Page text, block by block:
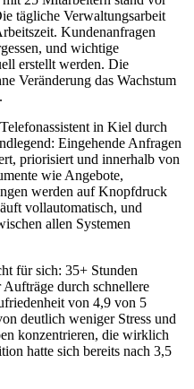
tägliche Verwaltungsarbeit
Kundenanfragen
und wichtige
erstellt werden. Die
Veränderung das Wachstum
in Kiel durch
Eingehende Anfragen
priorisiert und innerhalb von
wie Angebote,
werden auf Knopfdruck
vollautomatisch, und
allen Systemen
für sich: 35+ Stunden
durch schnellere
von 4,9 von 5
deutlich weniger Stress und
konzentrieren, die wirklich
hatte sich bereits nach 3,5